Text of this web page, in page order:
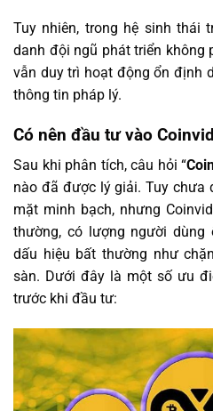
Tuy nhiên, trong hệ sinh thái
danh đội ngũ phát triển không
vẫn duy trì hoạt động ổn định
thông tin pháp lý.
Có nên đầu tư vào
Sau khi phân tích, câu hỏi “
nào đã được lý giải. Tuy chưa
mặt minh bạch, nhưng
thường, có lượng người
dấu hiệu bất thường như
sàn. Dưới đây là một số ưu
trước khi đầu tư: